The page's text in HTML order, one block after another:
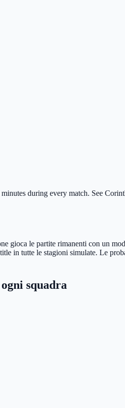
during every match. See
gioca le partite rimanenti con un
in tutte le stagioni simulate. Le
squadra